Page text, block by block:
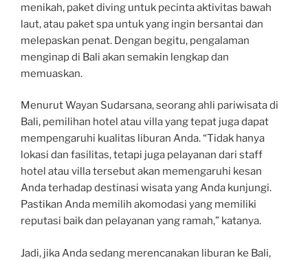
menikah, paket diving untuk pecinta aktivitas bawah
laut, atau paket spa untuk yang ingin bersantai dan
melepaskan penat. Dengan begitu, pengalaman
menginap di Bali akan semakin lengkap dan
memuaskan.
Menurut Wayan Sudarsana, seorang ahli pariwisata di
Bali, pemilihan hotel atau villa yang tepat juga dapat
mempengaruhi kualitas liburan Anda. “Tidak hanya
lokasi dan fasilitas, tetapi juga pelayanan dari staff
hotel atau villa tersebut akan memengaruhi kesan
Anda terhadap destinasi wisata yang Anda kunjungi.
Pastikan Anda memilih akomodasi yang memiliki
reputasi baik dan pelayanan yang ramah,” katanya.
Jadi, jika Anda sedang merencanakan liburan ke Bali,